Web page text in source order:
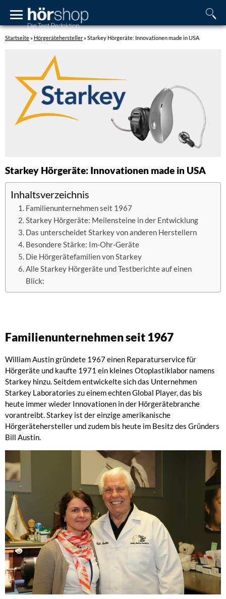
Startseite » Hörgerätehersteller »Starkey Hörgeräte: Innovationen made in USA
Starkey Hörgeräte: Innovationen made in USA
Inhaltsverzeichnis
Familienunternehmen seit 1967
Starkey Hörgeräte: Meilensteine in der Entwicklung
Das unterscheidet Starkey von anderen Herstellern
Besondere Stärke: Im-Ohr-Geräte
Die Hörgerätefamilien von Starkey
Alle Starkey Hörgeräte und Testberichte auf einen
Blick:
Familienunternehmen seit 1967
William Austin gründete 1967 einen Reparaturservice für
Hörgeräte und kaufte 1971 ein kleines Otoplastiklabor namens
Starkey hinzu. Seitdem entwickelte sich das Unternehmen
Starkey Laboratories zu einem echten Global Player, das bis
heute immer wieder Innovationen in der Hörgerätebranche
vorantreibt. Starkey ist der einzige amerikanische
Hörgerätehersteller und zudem bis heute im Besitz des Gründers
Bill Austin.